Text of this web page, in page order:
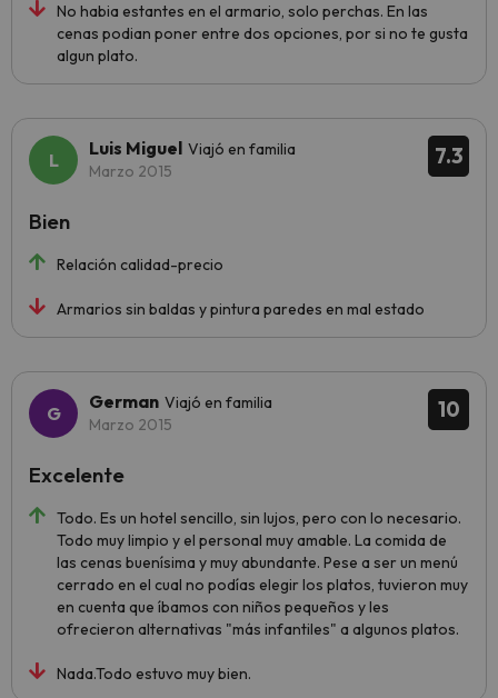
No habia estantes en el armario, solo perchas. En las
cenas podian poner entre dos opciones, por si no te gusta
algun plato.
7.3
Luis Miguel Viajó en familia
Marzo 2015
Relación calidad-precio
Armarios sin baldas y pintura paredes en mal estado
Bien
10
German Viajó en familia
Marzo 2015
Todo. Es un hotel sencillo, sin lujos, pero con lo necesario.
Todo muy limpio y el personal muy amable. La comida de
las cenas buenísima y muy abundante. Pese a ser un menú
cerrado en el cual no podías elegir los platos, tuvieron muy
en cuenta que íbamos con niños pequeños y les
ofrecieron alternativas "más infantiles" a algunos platos.
Nada.Todo estuvo muy bien.
Excelente